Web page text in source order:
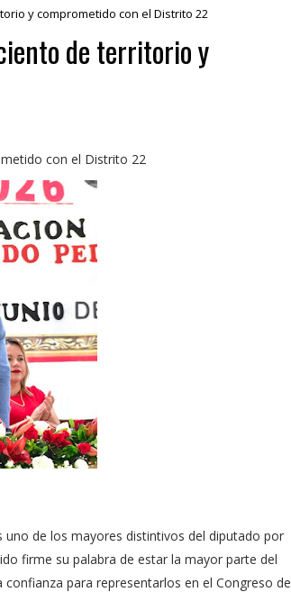
y comprometido con el Distrito 22
de territorio y
con el Distrito 22
uno de los mayores distintivos del diputado por
firme su palabra de estar la mayor parte del
para representarlos en el Congreso de